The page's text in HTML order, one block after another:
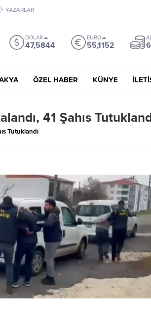
YAZARLAR
DOLAR
47,5844
EURO
55,1152
ÖZEL HABER KÜNYE
41 Şahıs
Tutuklandı